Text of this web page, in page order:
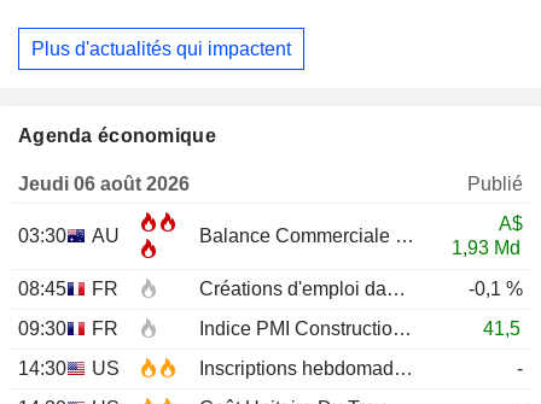
Plus d'actualités qui impactent
Agenda économique
Jeudi 06 août 2026 Publié
03:30 AU Balance CommercialeJUN
A$
1,93 Md
08:45
FR Créations d'emploi dans le secteur privé non agricole (Trimestriel)
-0,1 %
09:30
FR Indice PMI Construction
41,5
14:30
US Inscriptions hebdomadaires au chômage
-